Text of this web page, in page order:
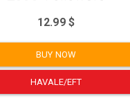
12.99 $
BUY NOW
HAVALE/EFT